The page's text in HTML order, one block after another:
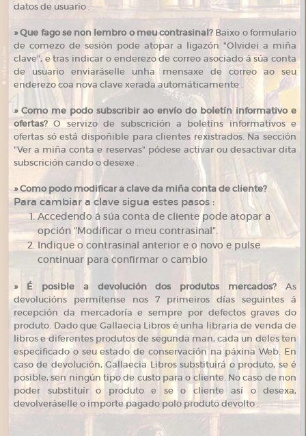
datos de usuario .
»Que fago se non lembro o meu contrasinal? Baixo o formulario
de comezo de sesión pode atopar a ligazón "Olvidei a miña
clave", e tras indicar o enderezo de correo asociado á súa conta
de usuario enviaráselle unha mensaxe de correo ao seu
enderezo coa nova clave xerada automáticamente .
»Como me podo subscribir ao envío do boletín informativo e
ofertas?O servizo de subscrición a boletíns informativos e
ofertas só está dispoñible para clientes rexistrados. Na sección
"Ver a miña conta e reservas" pódese activar ou desactivar dita
subscrición cando o desexe .
»Como podo modificar a clave da miña conta de cliente?
Para cambiar a clave sigua estes pasos :
Accedendo á súa conta de cliente pode atopar a
opción "Modificar o meu contrasinal".
Indique o contrasinal anterior e o novo e pulse
continuar para confirmar o cambio
»É posible a devolución dos produtos mercados? As
devolucións permítense nos 7 primeiros días seguintes á
recepción da mercadoría e sempre por defectos graves do
produto. Dado que Gallaecia Libros é unha libraria de venda de
libros e diferentes produtos de segunda man, cada un deles ten
especificado o seu estado de conservación na páxina Web. En
caso de devolución, Gallaecia Libros substituirá o produto, se é
posible, sen ningún tipo de custo para o cliente. No caso de non
poder substituír o produto e se o cliente así o desexa,
devolveráselle o importe pagado polo produto devolto .